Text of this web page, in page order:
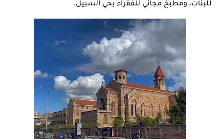
للبنات، ومطبخ مجاني للفقراء بحي السبيل.